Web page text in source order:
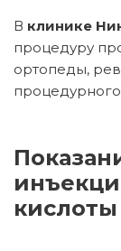
В клинике
процедуру
ортопеды,
Показания к внутрисуставным
кислоты